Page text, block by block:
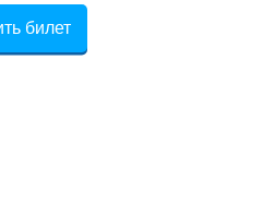
билет